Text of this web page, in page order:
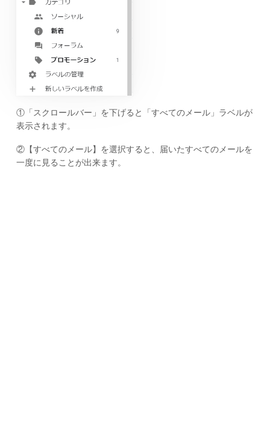
①「スクロールバー」を下げると「すべてのメール」ラベルが
表示されます。
②【すべてのメール】を選択すると、届いたすべてのメールを
一度に見ることが出来ます。